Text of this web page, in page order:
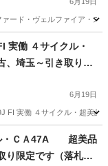
ード・ヴェルファイア・
ール
、埼玉～引き取り限
6月19日
FI 実働 ４サイクル・超美
ジョグ・ＣＡ47A 超美品
限定です（落札者